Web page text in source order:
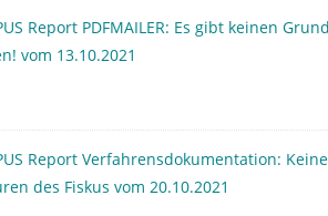
Report PDFMAILER: Es gibt keinen
vom 13.10.2021
Report Verfahrensdokumentation:
des Fiskus vom 20.10.2021